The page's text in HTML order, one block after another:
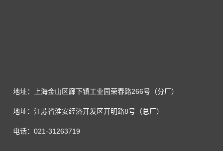
地址：上海金山区廊下镇工业园荣春路266号（分厂）
地址：江苏省淮安经济开发区开明路8号（总厂）
电话：021-31263719